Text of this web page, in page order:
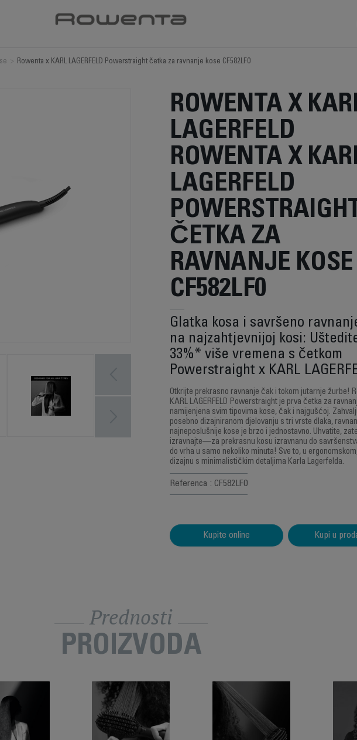
Rowenta x KARL LAGERFELD Powerstraight četka za ravnanje kose CF582LF0
ROWENTA X
LAGERFELD
ROWENTA X
LAGERFELD
POWERSTRAIGHT
ČETKA ZA
RAVNANJE KOSE
CF582LF0
Glatka kosa i savršeno
na najzahtjevnijoj kosi:
33%* više vremena s četkom
Powerstraight x KARL
Otkrijte prekrasno ravnanje čak i tokom jutarnje žurbe!
KARL LAGERFELD Powerstraight je prva četka za
namijenjena svim tipovima kose, čak i najgušćoj.
posebno dizajniranom djelovanju s tri vrste dlaka,
najneposlušnije kose je brzo i jednostavno. Uhvatite,
izravnajte—za prekrasnu kosu izravnanu do
do vrha u samo nekoliko minuta! Sve to, u
dizajnu s minimalističkim detaljima Karla Lagerfelda.
Referenca : CF582LF0
Kupite online Kupi u
Prednosti
PROIZVODA